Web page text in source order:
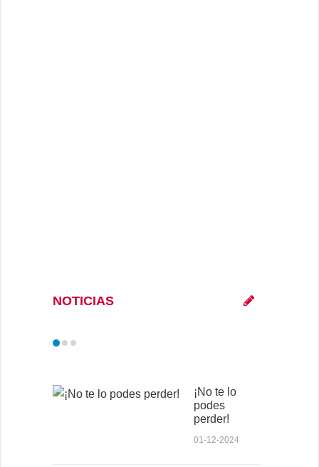
NOTICIAS
¡No te lo
podes
perder!
01-12-2024